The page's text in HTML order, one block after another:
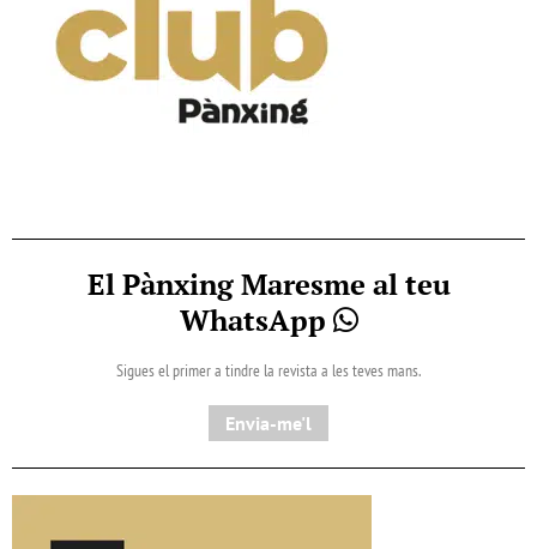
El Pànxing Maresme al teu
WhatsApp
Sigues el primer a tindre la revista a les teves mans.
Envia-me'l